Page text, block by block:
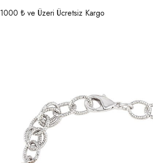
1000 ₺ ve Üzeri Ücretsiz Kargo